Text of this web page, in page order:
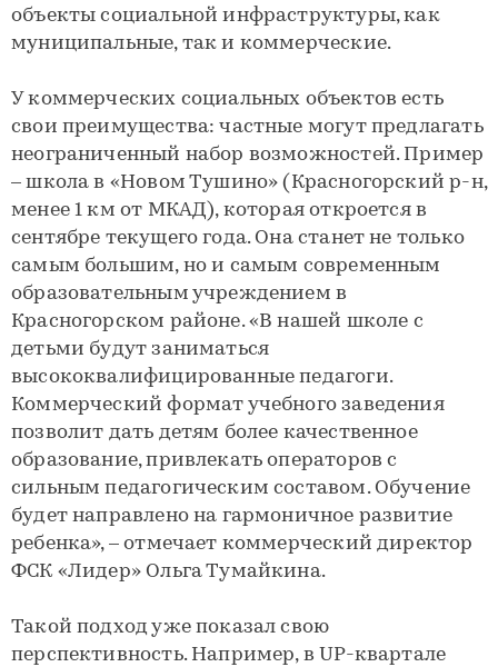
объекты социальной инфраструктуры, как
муниципальные, так и коммерческие.
У коммерческих социальных объектов есть
свои преимущества: частные могут предлагать
неограниченный набор возможностей. Пример
– школа в «Новом Тушино» (Красногорский р-н,
менее 1 км от МКАД), которая откроется в
сентябре текущего года. Она станет не только
самым большим, но и самым современным
образовательным учреждением в
Красногорском районе. «В нашей школе с
детьми будут заниматься
высококвалифицированные педагоги.
Коммерческий формат учебного заведения
позволит дать детям более качественное
образование, привлекать операторов с
сильным педагогическим составом. Обучение
будет направлено на гармоничное развитие
ребенка», – отмечает коммерческий директор
ФСК «Лидер» Ольга Тумайкина.
Такой подход уже показал свою
перспективность. Например, в UP-квартале